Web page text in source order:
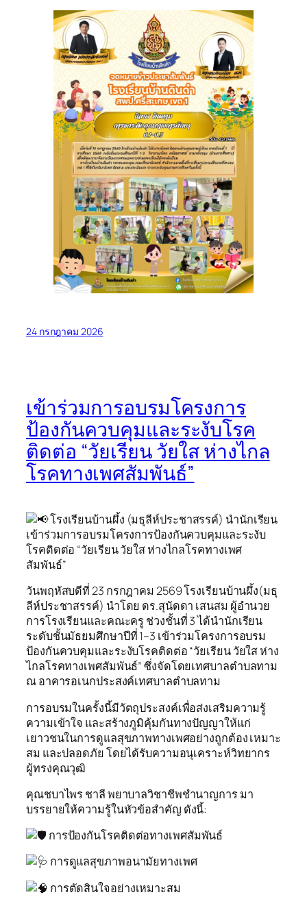
24 กรกฎาคม 2026
เข้าร่วมการอบรมโครงการ
ป้องกันควบคุมและระงับโรค
ติดต่อ “วัยเรียน วัยใส ห่างไกล
โรคทางเพศสัมพันธ์”
โรงเรียนบ้านผึ้ง (มธุลีห์ประชาสรรค์) นำนักเรียน
เข้าร่วมการอบรมโครงการป้องกันควบคุมและระงับ
โรคติดต่อ “วัยเรียน วัยใส ห่างไกลโรคทางเพศ
สัมพันธ์”
วันพฤหัสบดีที่ 23 กรกฎาคม 2569 โรงเรียนบ้านผึ้ง(มธุ
ลีห์ประชาสรรค์) นำโดย ดร.สุนัดดา เสนสม ผู้อำนวย
การโรงเรียนและคณะครู ช่วงชั้นที่ 3 ได้นำนักเรียน
ระดับชั้นมัธยมศึกษาปีที่ 1–3 เข้าร่วมโครงการอบรม
ป้องกันควบคุมและระงับโรคติดต่อ “วัยเรียน วัยใส ห่าง
ไกลโรคทางเพศสัมพันธ์” ซึ่งจัดโดยเทศบาลตำบลทาม
ณ อาคารอเนกประสงค์เทศบาลตำบลทาม
การอบรมในครั้งนี้มีวัตถุประสงค์เพื่อส่งเสริมความรู้
ความเข้าใจ และสร้างภูมิคุ้มกันทางปัญญาให้แก่
เยาวชนในการดูแลสุขภาพทางเพศอย่างถูกต้อง เหมาะ
สม และปลอดภัย โดยได้รับความอนุเคราะห์วิทยากร
ผู้ทรงคุณวุฒิ
คุณชบาไพร ชาลี พยาบาลวิชาชีพชำนาญการ มา
บรรยายให้ความรู้ในหัวข้อสำคัญ ดังนี้:
การป้องกันโรคติดต่อทางเพศสัมพันธ์
การดูแลสุขภาพอนามัยทางเพศ
การตัดสินใจอย่างเหมาะสม